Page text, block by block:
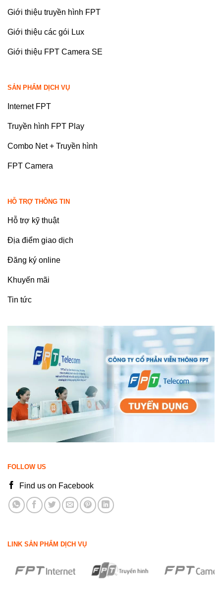
Giới thiệu truyền hình FPT
Giới thiệu các gói Lux
Giới thiệu FPT Camera SE
SẢN PHẨM DỊCH VỤ
Internet FPT
Truyền hình FPT Play
Combo Net + Truyền hình
FPT Camera
HỖ TRỢ THÔNG TIN
Hỗ trợ kỹ thuật
Địa điểm giao dịch
Đăng ký online
Khuyến mãi
Tin tức
FOLLOW US
Find us on Facebook
LINK SẢN PHẨM DỊCH VỤ